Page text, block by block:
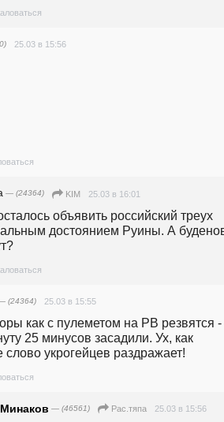
25.03 в 15:56
— (24364) KIM 25.03 в 16:01
объявить российский треух
достоянием Руины. А
(24364) 25.03 в 15:55
как с пулеметом на РВ резвятся -
25 минусов засадили. Ух, как
слово укрогейцев раздражает!
— (46561) Рас.тяпа 25.03 в 15:56